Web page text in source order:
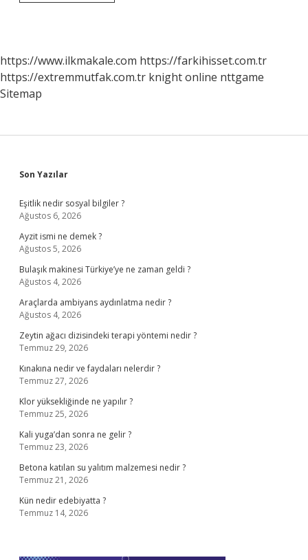
https://www.ilkmakale.com https://farkihisset.com.tr
https://extremmutfak.com.tr knight online nttgame
Sitemap
Sidebar
Son Yazılar
Eşitlik nedir sosyal bilgiler ?
Ağustos 6, 2026
Ayzit ismi ne demek ?
Ağustos 5, 2026
Bulaşık makinesi Türkiye’ye ne zaman geldi ?
Ağustos 4, 2026
Araçlarda ambiyans aydınlatma nedir ?
Ağustos 4, 2026
Zeytin ağacı dizisindeki terapi yöntemi nedir ?
Temmuz 29, 2026
Kınakına nedir ve faydaları nelerdir ?
Temmuz 27, 2026
Klor yüksekliğinde ne yapılır ?
Temmuz 25, 2026
Kali yuga’dan sonra ne gelir ?
Temmuz 23, 2026
Betona katılan su yalıtım malzemesi nedir ?
Temmuz 21, 2026
Kün nedir edebiyatta ?
Temmuz 14, 2026